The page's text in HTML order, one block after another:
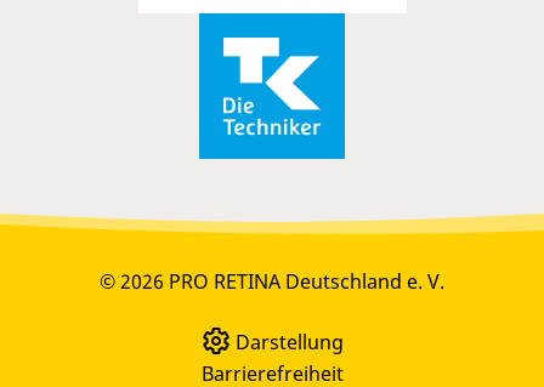
© 2026 PRO RETINA Deutschland e. V.
Darstellung
Barrierefreiheit